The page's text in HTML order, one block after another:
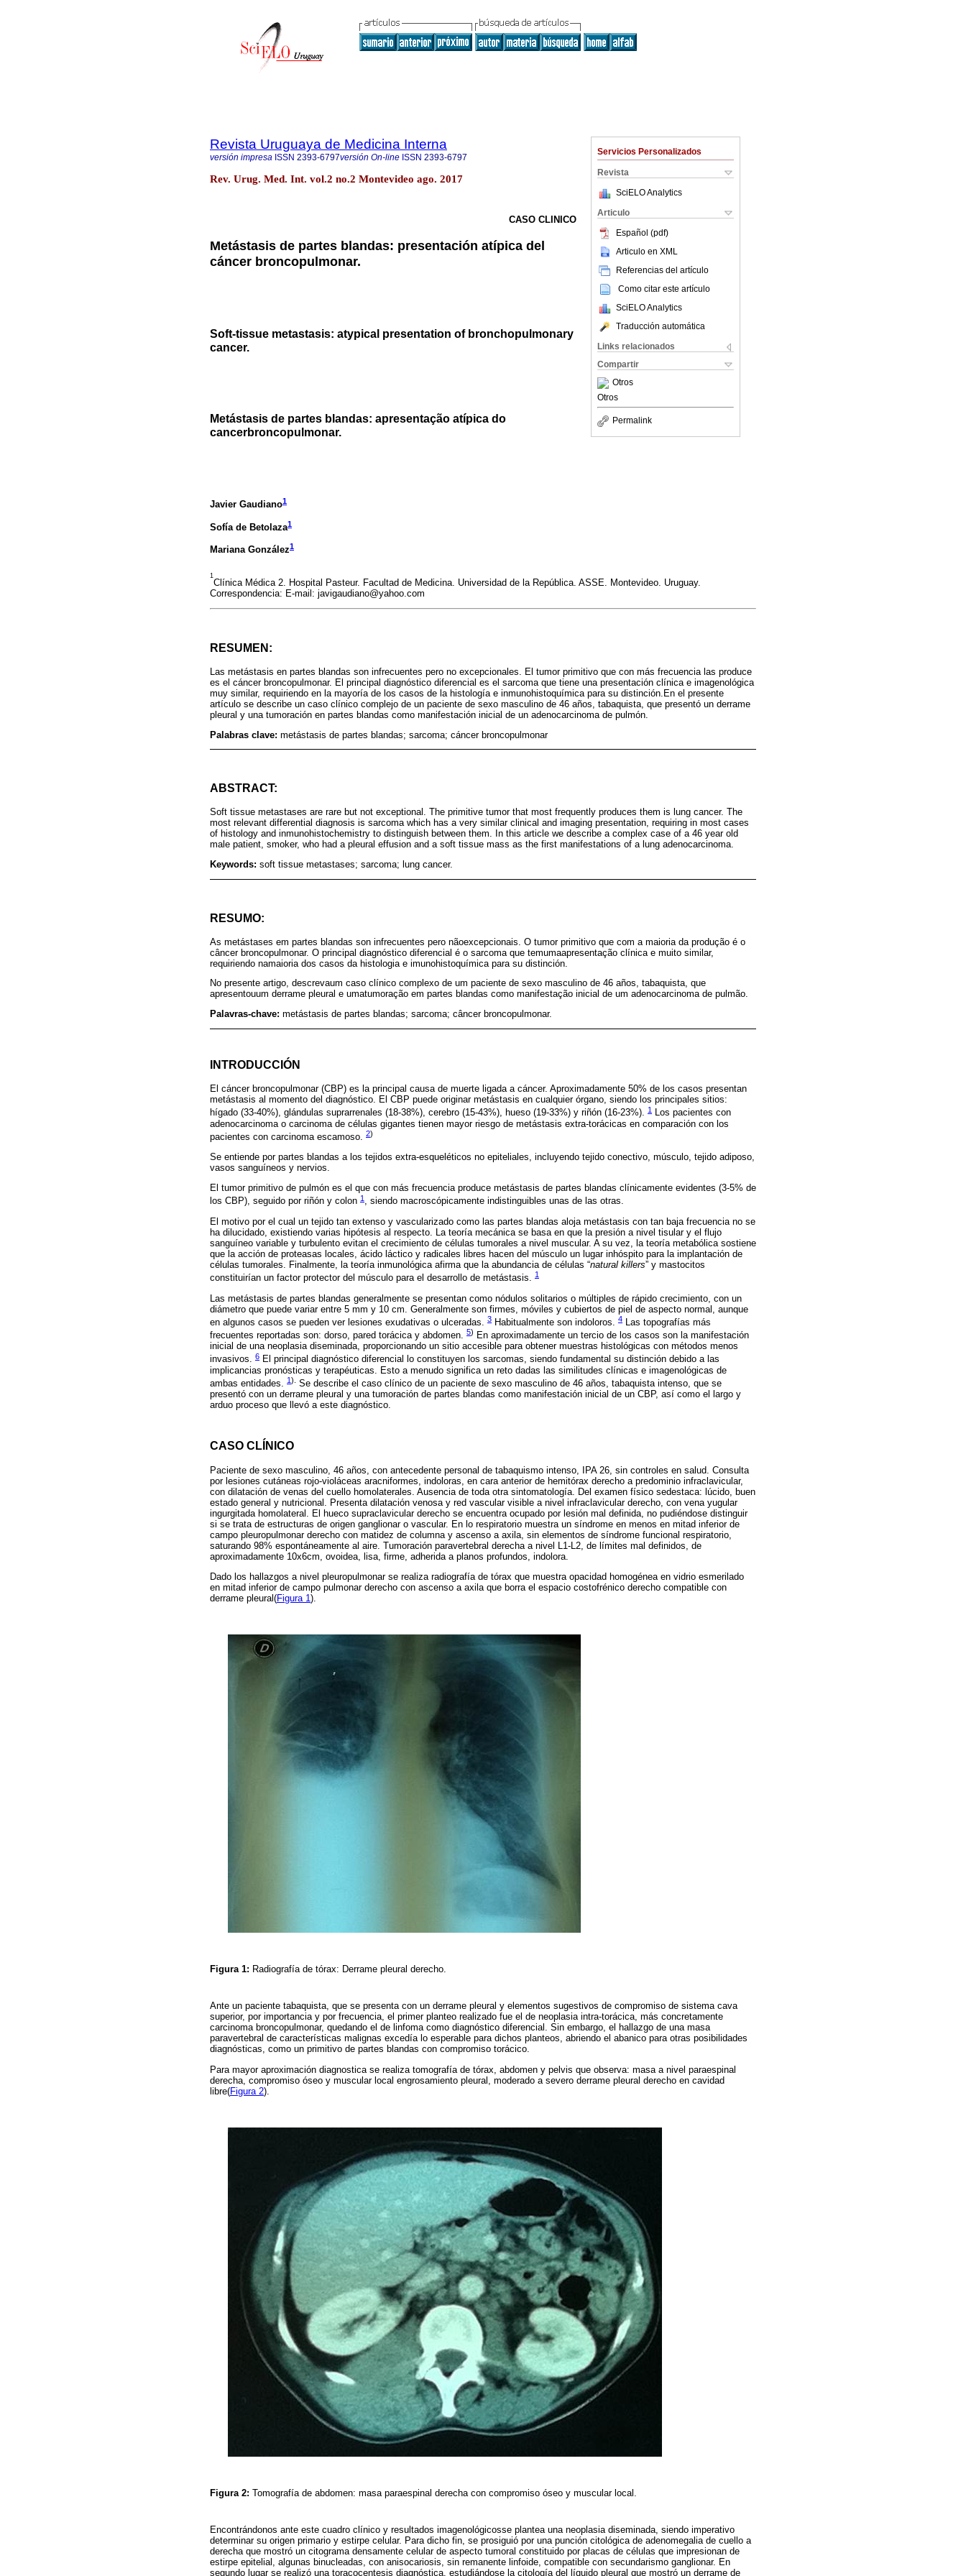
Servicios Personalizados
Revista
SciELO Analytics
Articulo
Español (pdf)
Articulo en XML
Referencias del artículo
Como citar este artículo
SciELO Analytics
Traducción automática
Links relacionados
Compartir
Otros
Otros
Permalink
Revista Uruguaya de Medicina Interna
versión impresa ISSN 2393-6797versión On-line ISSN 2393-6797
Rev. Urug. Med. Int. vol.2 no.2 Montevideo ago. 2017
CASO CLINICO
Metástasis de partes blandas: presentación atípica del
cáncer broncopulmonar.
Soft-tissue metastasis: atypical presentation of bronchopulmonary
cancer.
Metástasis de partes blandas: apresentação atípica do
cancerbroncopulmonar.
Javier Gaudiano1
Sofía de Betolaza1
Mariana González1
1
Clínica Médica 2. Hospital Pasteur. Facultad de Medicina. Universidad de la República. ASSE. Montevideo. Uruguay.
Correspondencia: E-mail: javigaudiano@yahoo.com
RESUMEN:
Las metástasis en partes blandas son infrecuentes pero no excepcionales. El tumor primitivo que con más frecuencia las produce
es el cáncer broncopulmonar. El principal diagnóstico diferencial es el sarcoma que tiene una presentación clínica e imagenológica
muy similar, requiriendo en la mayoría de los casos de la histología e inmunohistoquímica para su distinción.En el presente
artículo se describe un caso clínico complejo de un paciente de sexo masculino de 46 años, tabaquista, que presentó un derrame
pleural y una tumoración en partes blandas como manifestación inicial de un adenocarcinoma de pulmón.
Palabras clave: metástasis de partes blandas; sarcoma; cáncer broncopulmonar
ABSTRACT:
Soft tissue metastases are rare but not exceptional. The primitive tumor that most frequently produces them is lung cancer. The
most relevant differential diagnosis is sarcoma which has a very similar clinical and imaging presentation, requiring in most cases
of histology and inmunohistochemistry to distinguish between them. In this article we describe a complex case of a 46 year old
male patient, smoker, who had a pleural effusion and a soft tissue mass as the first manifestations of a lung adenocarcinoma.
Keywords: soft tissue metastases; sarcoma; lung cancer.
RESUMO:
As metástases em partes blandas son infrecuentes pero nãoexcepcionais. O tumor primitivo que com a maioria da produção é o
câncer broncopulmonar. O principal diagnóstico diferencial é o sarcoma que temumaapresentação clínica e muito similar,
requiriendo namaioria dos casos da histologia e imunohistoquímica para su distinción.
No presente artigo, descrevaum caso clínico complexo de um paciente de sexo masculino de 46 años, tabaquista, que
apresentouum derrame pleural e umatumoração em partes blandas como manifestação inicial de um adenocarcinoma de pulmão.
Palavras-chave: metástasis de partes blandas; sarcoma; câncer broncopulmonar.
INTRODUCCIÓN
El cáncer broncopulmonar (CBP) es la principal causa de muerte ligada a cáncer. Aproximadamente 50% de los casos presentan
metástasis al momento del diagnóstico. El CBP puede originar metástasis en cualquier órgano, siendo los principales sitios:
hígado (33-40%), glándulas suprarrenales (18-38%), cerebro (15-43%), hueso (19-33%) y riñón (16-23%). 1
Los pacientes con
adenocarcinoma o carcinoma de células gigantes tienen mayor riesgo de metástasis extra-torácicas en comparación con los
pacientes con carcinoma escamoso. 2)
Se entiende por partes blandas a los tejidos extra-esqueléticos no epiteliales, incluyendo tejido conectivo, músculo, tejido adiposo,
vasos sanguíneos y nervios.
El tumor primitivo de pulmón es el que con más frecuencia produce metástasis de partes blandas clínicamente evidentes (3-5% de
los CBP), seguido por riñón y colon 1 , siendo macroscópicamente indistinguibles unas de las otras.
El motivo por el cual un tejido tan extenso y vascularizado como las partes blandas aloja metástasis con tan baja frecuencia no se
ha dilucidado, existiendo varias hipótesis al respecto. La teoría mecánica se basa en que la presión a nivel tisular y el flujo
sanguíneo variable y turbulento evitan el crecimiento de células tumorales a nivel muscular. A su vez, la teoría metabólica sostiene
que la acción de proteasas locales, ácido láctico y radicales libres hacen del músculo un lugar inhóspito para la implantación de
células tumorales. Finalmente, la teoría inmunológica afirma que la abundancia de células “natural killers” y mastocitos
constituirían un factor protector del músculo para el desarrollo de metástasis. 1
Las metástasis de partes blandas generalmente se presentan como nódulos solitarios o múltiples de rápido crecimiento, con un
diámetro que puede variar entre 5 mm y 10 cm. Generalmente son firmes, móviles y cubiertos de piel de aspecto normal, aunque
en algunos casos se pueden ver lesiones exudativas o ulceradas. 3 Habitualmente son indoloros. 4 Las topografías más
frecuentes reportadas son: dorso, pared torácica y abdomen. 5) En aproximadamente un tercio de los casos son la manifestación
inicial de una neoplasia diseminada, proporcionando un sitio accesible para obtener muestras histológicas con métodos menos
invasivos. 6 El principal diagnóstico diferencial lo constituyen los sarcomas, siendo fundamental su distinción debido a las
implicancias pronósticas y terapéuticas. Esto a menudo significa un reto dadas las similitudes clínicas e imagenológicas de
ambas entidades. 1).
Se describe el caso clínico de un paciente de sexo masculino de 46 años, tabaquista intenso, que se
presentó con un derrame pleural y una tumoración de partes blandas como manifestación inicial de un CBP, así como el largo y
arduo proceso que llevó a este diagnóstico.
CASO CLÍNICO
Paciente de sexo masculino, 46 años, con antecedente personal de tabaquismo intenso, IPA 26, sin controles en salud. Consulta
por lesiones cutáneas rojo-violáceas aracniformes, indoloras, en cara anterior de hemitórax derecho a predominio infraclavicular,
con dilatación de venas del cuello homolaterales. Ausencia de toda otra sintomatología. Del examen físico sedestaca: lúcido, buen
estado general y nutricional. Presenta dilatación venosa y red vascular visible a nivel infraclavicular derecho, con vena yugular
ingurgitada homolateral. El hueco supraclavicular derecho se encuentra ocupado por lesión mal definida, no pudiéndose distinguir
si se trata de estructuras de origen ganglionar o vascular. En lo respiratorio muestra un síndrome en menos en mitad inferior de
campo pleuropulmonar derecho con matidez de columna y ascenso a axila, sin elementos de síndrome funcional respiratorio,
saturando 98% espontáneamente al aire. Tumoración paravertebral derecha a nivel L1-L2, de límites mal definidos, de
aproximadamente 10x6cm, ovoidea, lisa, firme, adherida a planos profundos, indolora.
Dado los hallazgos a nivel pleuropulmonar se realiza radiografía de tórax que muestra opacidad homogénea en vidrio esmerilado
en mitad inferior de campo pulmonar derecho con ascenso a axila que borra el espacio costofrénico derecho compatible con
derrame pleural(Figura 1).
Figura 1: Radiografía de tórax: Derrame pleural derecho.
Ante un paciente tabaquista, que se presenta con un derrame pleural y elementos sugestivos de compromiso de sistema cava
superior, por importancia y por frecuencia, el primer planteo realizado fue el de neoplasia intra-torácica, más concretamente
carcinoma broncopulmonar, quedando el de linfoma como diagnóstico diferencial. Sin embargo, el hallazgo de una masa
paravertebral de características malignas excedía lo esperable para dichos planteos, abriendo el abanico para otras posibilidades
diagnósticas, como un primitivo de partes blandas con compromiso torácico.
Para mayor aproximación diagnostica se realiza tomografía de tórax, abdomen y pelvis que observa: masa a nivel paraespinal
derecha, compromiso óseo y muscular local engrosamiento pleural, moderado a severo derrame pleural derecho en cavidad
libre(Figura 2).
Figura 2: Tomografía de abdomen: masa paraespinal derecha con compromiso óseo y muscular local.
Encontrándonos ante este cuadro clínico y resultados imagenológicosse plantea una neoplasia diseminada, siendo imperativo
determinar su origen primario y estirpe celular. Para dicho fin, se prosiguió por una punción citológica de adenomegalia de cuello a
derecha que mostró un citograma densamente celular de aspecto tumoral constituido por placas de células que impresionan de
estirpe epitelial, algunas binucleadas, con anisocariosis, sin remanente linfoide, compatible con secundarismo ganglionar. En
segundo lugar se realizó una toracocentesis diagnóstica, estudiándose la citología del líquido pleural que mostró un derrame de